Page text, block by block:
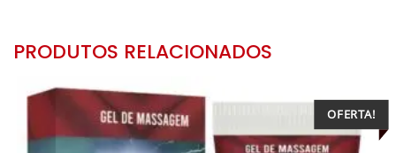
PRODUTOS RELACIONADOS
OFERTA!